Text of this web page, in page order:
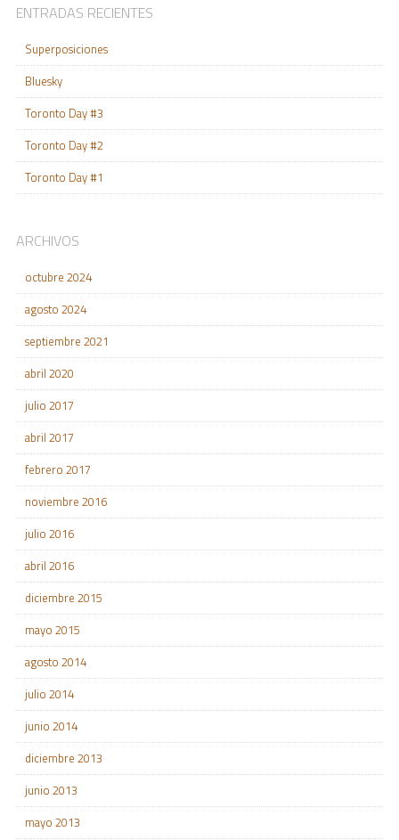
ENTRADAS RECIENTES
Superposiciones
Bluesky
Toronto Day #3
Toronto Day #2
Toronto Day #1
ARCHIVOS
octubre 2024
agosto 2024
septiembre 2021
abril 2020
julio 2017
abril 2017
febrero 2017
noviembre 2016
julio 2016
abril 2016
diciembre 2015
mayo 2015
agosto 2014
julio 2014
junio 2014
diciembre 2013
junio 2013
mayo 2013